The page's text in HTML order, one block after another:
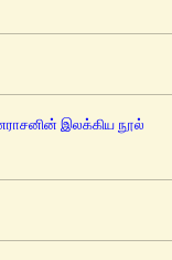
இலக்கிய நூல்